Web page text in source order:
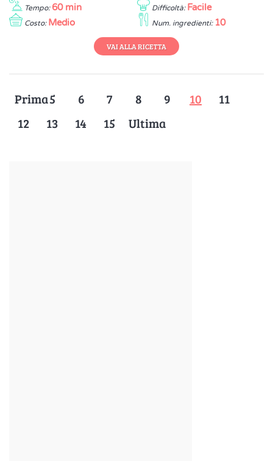
Tempo: 60 min Difficoltà: Facile
Costo: Medio Num. ingredienti: 10
VAI ALLA RICETTA
Prima5 6 7 8 9 10
11
12
13 14 15 Ultima